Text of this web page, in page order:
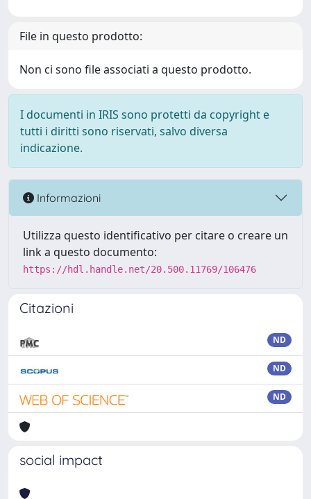
File in questo prodotto:
Non ci sono file associati a questo prodotto.
I documenti in IRIS sono protetti da copyright e
tutti i diritti sono riservati, salvo diversa
indicazione.
Informazioni
Utilizza questo identificativo per citare o creare un
link a questo documento:
https://hdl.handle.net/20.500.11769/106476
Citazioni
ND
ND
ND
social impact